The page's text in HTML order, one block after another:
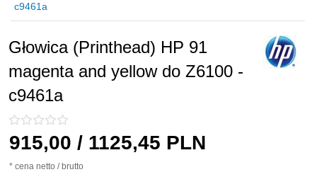
c9461a
Głowica (Printhead) HP 91
magenta and yellow do Z6100 -
c9461a
915,00 / 1125,45 PLN
* cena netto / brutto